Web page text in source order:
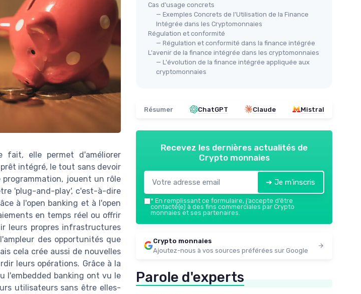
fait, elle permet d'améliorer
intégré, le tout sans devoir
jouent un rôle
'plug-and-play', c'est-à-dire
à l'open banking et à l'open
en temps réel ou offrir
leurs propres infrastructures
des opportunités que
cela crée aussi de nouvelles
leurs opérations. Grâce à la
l'embedded banking ont vu le
utilisateurs sans être elles-
Cas d'usage concrets
— Exemples Concrets de l'Utilisation de la Finance
Intégrée dans les Cryptomonnaies
Régulation et conformité
— Régulation et conformité dans la finance intégrée
L'avenir de la finance intégrée dans les cryptomonnaies
— L'évolution de la finance intégrée appliquée aux
cryptomonnaies
Résumer ChatGPT Claude Mistral
Recevez les dernières actualités de
Crypto monnaies
➔ Je m'inscris
* En remplissant ce formulaire, j’accepte d’être
contacté(e) à des fins commerciales par Crypto
monnaies et ses partenaires.
Crypto monnaies
Ajoutez-nous à vos sources préférées sur Google
Parole d'experts